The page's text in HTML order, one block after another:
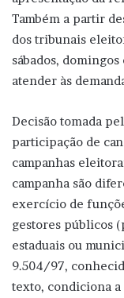
Também a partir
dos tribunais
sábados,
atender às
Decisão tomada
participação de
campanhas
campanha são
exercício de
gestores públicos
estaduais ou
9.504/97,
texto, condiciona